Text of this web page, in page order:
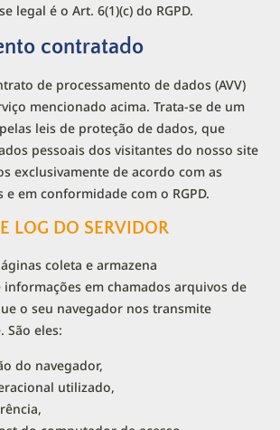
legal é o Art. 6(1)(c) do RGPD.
contratado
de processamento de dados (AVV)
mencionado acima. Trata-se de um
leis de proteção de dados, que
pessoais dos visitantes do nosso site
exclusivamente de acordo com as
e em conformidade com o RGPD.
LOG DO SERVIDOR
coleta e armazena
em chamados arquivos de
o seu navegador nos transmite
São eles:
do navegador,
utilizado,